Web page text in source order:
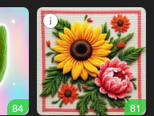
81
84